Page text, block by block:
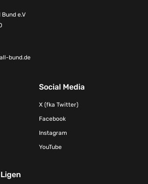
e.V
bund.de
Social Media
X (fka Twitter)
Facebook
Instagram
YouTube